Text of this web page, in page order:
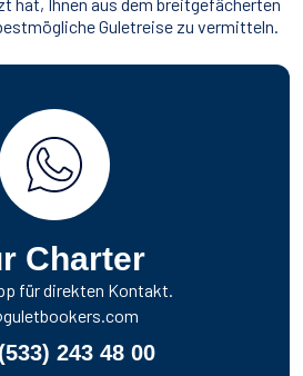
Guletreise zu vermitteln.
Charter
für direkten Kontakt.
243 48 00